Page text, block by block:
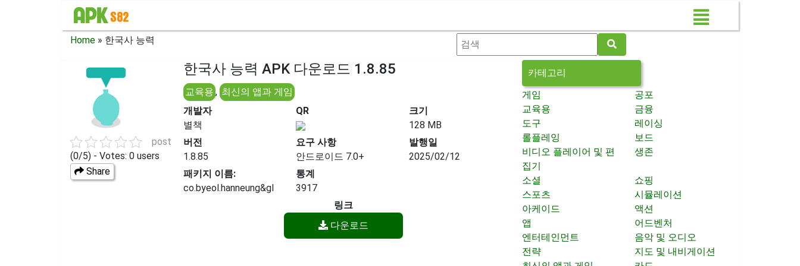
Home » 한국사 능력
post
(0/5) - Votes: 0 users
Share
한국사 능력 APK 다운로드 1.8.85
교육용, 최신의 앱과 게임
개발자
별책
QR
크기
128 MB
버전
1.8.85
요구 사항
안드로이드 7.0+
발행일
2025/02/12
패키지 이름:
co.byeol.hanneung&gl
통계
3917
링크
다운로드
카테고리
게임
공포
교육용
금융
도구
레이싱
롤플레잉
보드
비디오 플레이어 및 편
집기
생존
소셜
쇼핑
스포츠
시뮬레이션
아케이드
액션
앱
어드벤처
엔터테인먼트
음악 및 오디오
전략
지도 및 내비게이션